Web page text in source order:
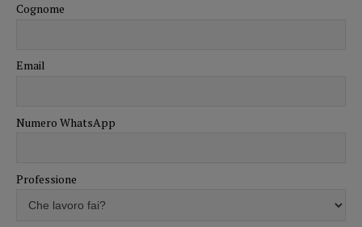
Cognome
Email
Numero WhatsApp
Professione